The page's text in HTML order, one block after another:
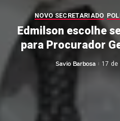
NOVO SECRETARIADO
Edmilson escolhe
para Procurador
Posted
Savio Barbosa 17 de